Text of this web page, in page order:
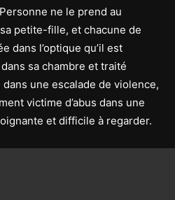
ne le prend au
petite-fille, et chacune de
dans l’optique qu’il est
sa chambre et traité
une escalade de violence,
victime d’abus dans une
et difficile à regarder.